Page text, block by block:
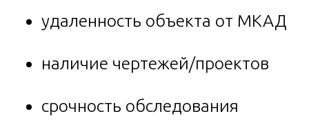
удаленность объекта от МКАД
наличие чертежей/проектов
срочность обследования